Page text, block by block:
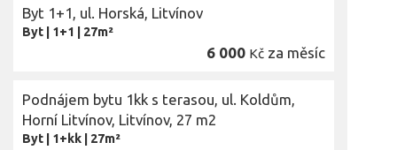
Byt 1+1, ul. Horská, Litvínov
Byt 1+1 27m²
6 000 Kč za měsíc
Podnájem bytu 1kk s terasou, ul. Koldům,
Horní Litvínov, Litvínov, 27 m2
Byt 1+kk 27m²